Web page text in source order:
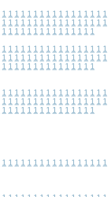
1 1 1 1 1 1 1 1 1 1 1 1 1 1 1 1 1
1 1 1 1 1 1 1 1 1 1 1 1 1 1 1 1 1
1 1 1 1 1 1 1 1 1 1 1 1 1 1 1
1 1 1 1 1 1 1 1 1 1 1 1 1 1 1 1 1
1 1 1 1 1 1 1 1 1 1 1 1 1 1 1 1 1
1 1 1 1 1 1 1 1 1 1 1 1 1 1 1
1 1 1 1 1 1 1 1 1 1 1 1 1 1 1 1 1
1 1 1 1 1 1 1 1 1 1 1 1 1 1 1 1 1
1 1 1 1 1 1 1 1 1 1 1 1 1 1 1
1 1 1 1 1 1 1 1 1 1 1 1 1 1 1 1 1